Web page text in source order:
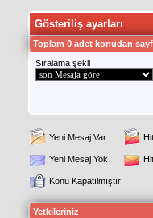
Gösteriliş ayarları
Toplam 0 adet konudan
Sıralama şekli
Yeni Mesaj Var
Yeni Mesaj Yok
Konu Kapatılmıştır
Yetkileriniz